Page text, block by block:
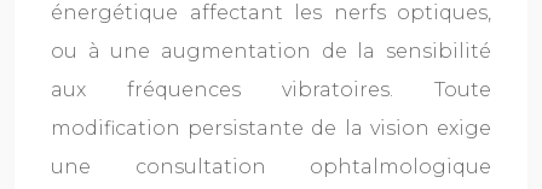
énergétique affectant les nerfs optiques,
ou à une augmentation de la sensibilité
aux fréquences vibratoires. Toute
modification persistante de la vision exige
une consultation ophtalmologique